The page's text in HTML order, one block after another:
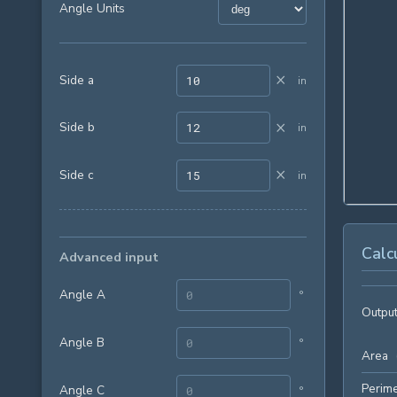
Angle Units
Side a × in
Side b × in
Side c × in
Advanced input
Angle A °
Angle B °
Angle C °
Area